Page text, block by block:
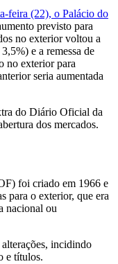
feira (22), o Palácio do
previsto para
no exterior voltou a
e a remessa de
no exterior para
seria aumentada
do Diário Oficial da
dos mercados.
foi criado em 1966 e
para o exterior, que era
nacional ou
incidindo
e títulos.